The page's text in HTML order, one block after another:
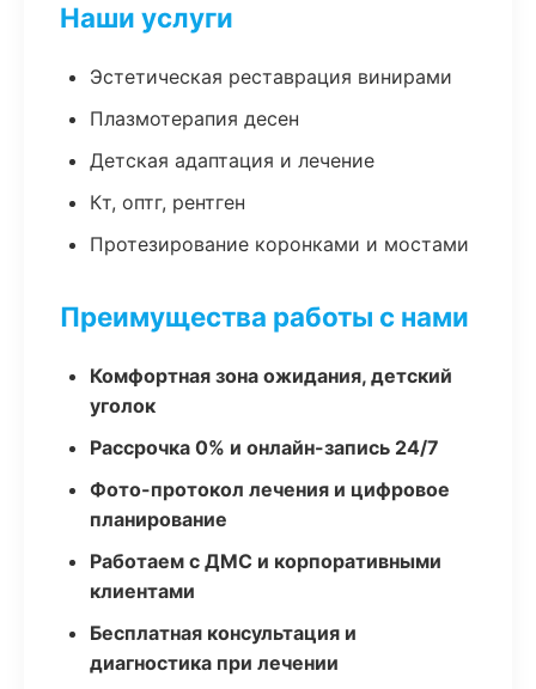
Наши услуги
Эстетическая реставрация винирами
Плазмотерапия десен
Детская адаптация и лечение
Кт, оптг, рентген
Протезирование коронками и мостами
Преимущества работы с нами
Комфортная зона ожидания, детский
уголок
Рассрочка 0% и онлайн-запись 24/7
Фото-протокол лечения и цифровое
планирование
Работаем с ДМС и корпоративными
клиентами
Бесплатная консультация и
диагностика при лечении